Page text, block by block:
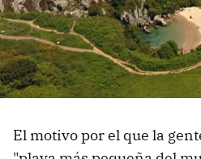
El motivo por el que la